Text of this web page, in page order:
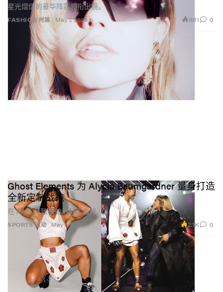
FASHION 时装
星光熠熠的豪华阵容领衔出镜。
May 1, 2026 861 0
SPORTS 运动
Ghost Elements 为 Alycia Baumgardner 量身打造
全新定制战袍
在 AAPI 月致敬她的韩国血统。
May 1, 2026 2.1K 0